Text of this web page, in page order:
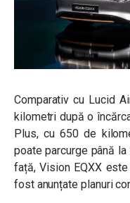
Comparativ cu Lucid
kilometri după o
Plus, cu 650 de
poate parcurge până
față, Vision EQXX
fost anunțate planuri